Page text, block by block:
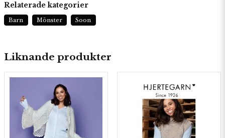
Liknande produkter
Relaterade kategorier
Barn Mönster Soon